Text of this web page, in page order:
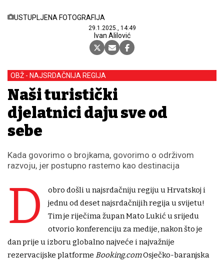
USTUPLJENA FOTOGRAFIJA
29.1.2025., 14:49
Ivan Alilović
OBŽ - NAJSRDAČNIJA REGIJA
Naši turistički
djelatnici daju sve od
sebe
Kada govorimo o brojkama, govorimo o održivom
razvoju, jer postupno rastemo kao destinacija
D
obro došli u najsrdačniju regiju u Hrvatskoj i
jednu od deset najsrdačnijih regija u svijetu!
Tim je riječima župan Mato Lukić u srijedu
otvorio konferenciju za medije, nakon što je
dan prije u izboru globalno najveće i najvažnije
rezervacijske platforme Booking.comOsječko-baranjska